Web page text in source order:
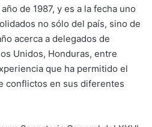
de 1987, y es a la fecha uno
no sólo del país, sino de
acerca a delegados de
Unidos, Honduras, entre
que ha permitido el
conflictos en sus diferentes